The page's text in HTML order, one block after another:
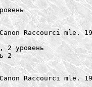
Raccourci mle.
2 уровень
2
Raccourci mle.